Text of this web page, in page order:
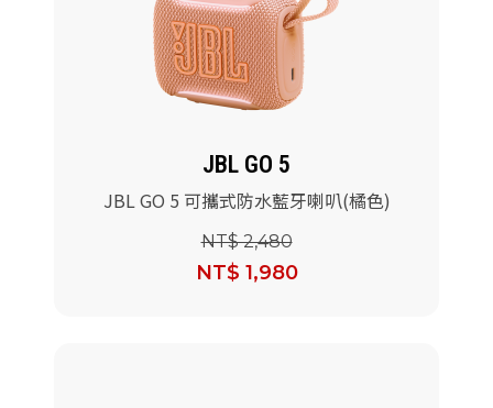
JBL GO 5
JBL GO 5 可攜式防水藍牙喇叭(橘色)
NT$ 2,480
NT$ 1,980